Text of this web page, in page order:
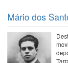
Mário dos